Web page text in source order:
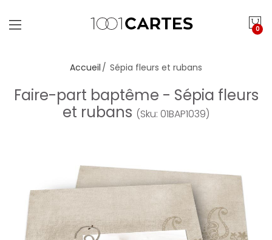
0
Accueil Sépia fleurs et rubans
Faire-part baptême - Sépia fleurs
et rubans (Sku: 01BAP1039)